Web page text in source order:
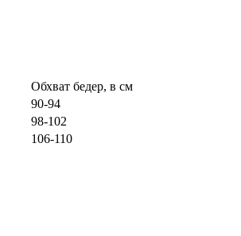
Обхват бедер, в см
90-94
98-102
106-110